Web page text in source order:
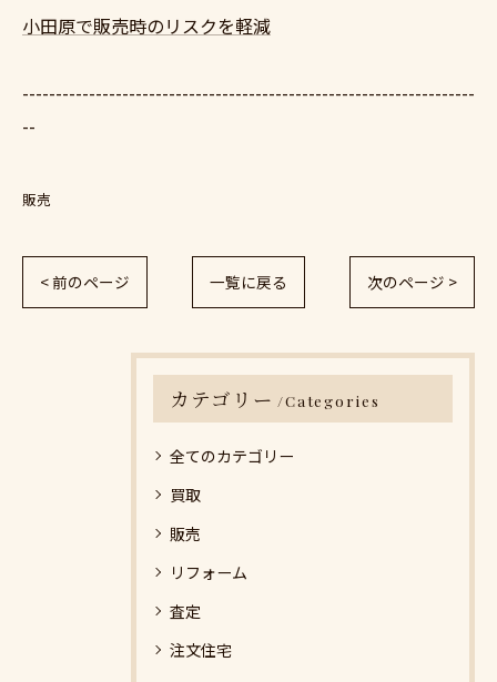
小田原で販売時のリスクを軽減
--------------------------------------------------------------------
--
販売
< 前のページ 一覧に戻る 次のページ >
カテゴリー Categories
全てのカテゴリー
買取
販売
リフォーム
査定
注文住宅